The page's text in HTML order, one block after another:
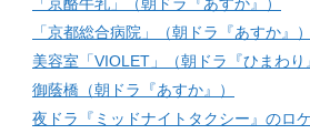
「京都総合病院」（朝ドラ『あすか』）
美容室「VIOLET」（朝ドラ『ひまわり
御蔭橋（朝ドラ『あすか』）
夜ドラ『ミッドナイトタクシー』のロ